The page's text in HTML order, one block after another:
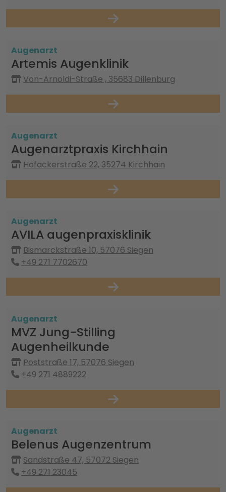
Augenarzt
Artemis Augenklinik
Von-Arnoldi-Straße , 35683 Dillenburg
Augenarzt
Augenarztpraxis Kirchhain
Hofackerstraße 22, 35274 Kirchhain
Augenarzt
AVILA augenpraxisklinik
Bismarckstraße 10, 57076 Siegen
+49 271 7702670
Augenarzt
MVZ Jung-Stilling
Augenheilkunde
Poststraße 17, 57076 Siegen
+49 271 4889222
Augenarzt
Belenus Augenzentrum
Sandstraße 47, 57072 Siegen
+49 271 23045